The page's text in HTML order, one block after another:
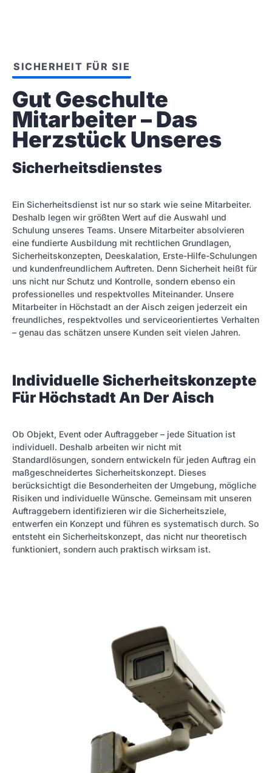
SICHERHEIT FÜR SIE
Gut Geschulte
Mitarbeiter – Das
Herzstück Unseres
Sicherheitsdienstes
Ein Sicherheitsdienst ist nur so stark wie seine Mitarbeiter.
Deshalb legen wir größten Wert auf die Auswahl und
Schulung unseres Teams. Unsere Mitarbeiter absolvieren
eine fundierte Ausbildung mit rechtlichen Grundlagen,
Sicherheitskonzepten, Deeskalation, Erste-Hilfe-Schulungen
und kundenfreundlichem Auftreten. Denn Sicherheit heißt für
uns nicht nur Schutz und Kontrolle, sondern ebenso ein
professionelles und respektvolles Miteinander. Unsere
Mitarbeiter in Höchstadt an der Aisch zeigen jederzeit ein
freundliches, respektvolles und serviceorientiertes Verhalten
– genau das schätzen unsere Kunden seit vielen Jahren.
Individuelle Sicherheitskonzepte
Für Höchstadt An Der Aisch
Ob Objekt, Event oder Auftraggeber – jede Situation ist
individuell. Deshalb arbeiten wir nicht mit
Standardlösungen, sondern entwickeln für jeden Auftrag ein
maßgeschneidertes Sicherheitskonzept. Dieses
berücksichtigt die Besonderheiten der Umgebung, mögliche
Risiken und individuelle Wünsche. Gemeinsam mit unseren
Auftraggebern identifizieren wir die Sicherheitsziele,
entwerfen ein Konzept und führen es systematisch durch. So
entsteht ein Sicherheitskonzept, das nicht nur theoretisch
funktioniert, sondern auch praktisch wirksam ist.